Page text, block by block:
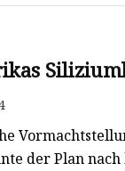
der Plan